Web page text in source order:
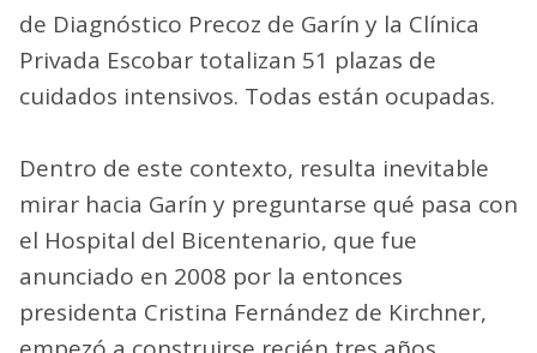
de Diagnóstico Precoz de Garín y la Clínica
Privada Escobar totalizan 51 plazas de
cuidados intensivos. Todas están ocupadas.
Dentro de este contexto, resulta inevitable
mirar hacia Garín y preguntarse qué pasa con
el Hospital del Bicentenario, que fue
anunciado en 2008 por la entonces
presidenta Cristina Fernández de Kirchner,